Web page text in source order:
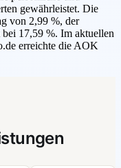
gewährleistet. Die
von 2,99 %, der
bei 17,59 %. Im aktuellen
erreichte die AOK